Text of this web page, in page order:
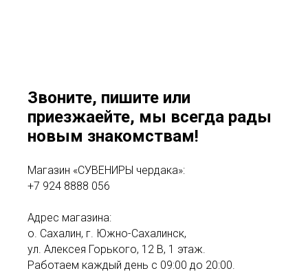
Звоните, пишите или
приезжаейте, мы всегда рады
новым знакомствам!
Магазин «СУВЕНИРЫ чердака»:
+7 924 8888 056
Адрес магазина:
о. Сахалин, г. Южно-Сахалинск,
ул. Алексея Горького, 12 В, 1 этаж.
Работаем каждый день с 09:00 до 20:00.